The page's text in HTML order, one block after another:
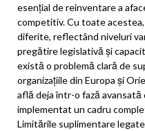
esențial de reinventare a
competitiv. Cu toate
diferite, reflectând niveluri
pregătire legislativă și
există o problemă clară de
organizațiile din Europa și
află deja într-o fază avansată
implementat un cadru
Limitările suplimentare